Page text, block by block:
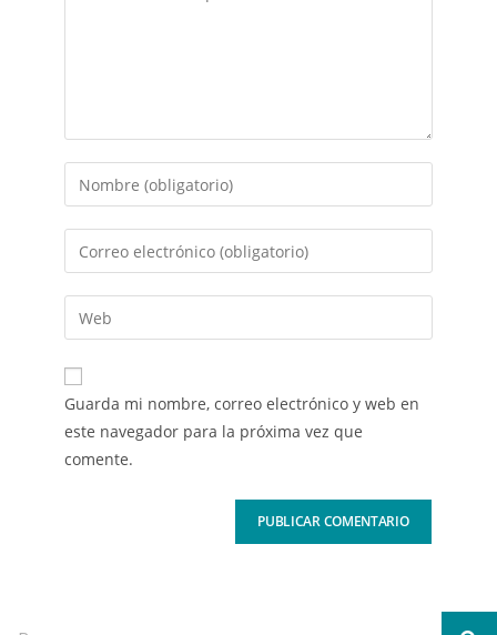
Guarda mi nombre, correo electrónico y web en
este navegador para la próxima vez que
comente.